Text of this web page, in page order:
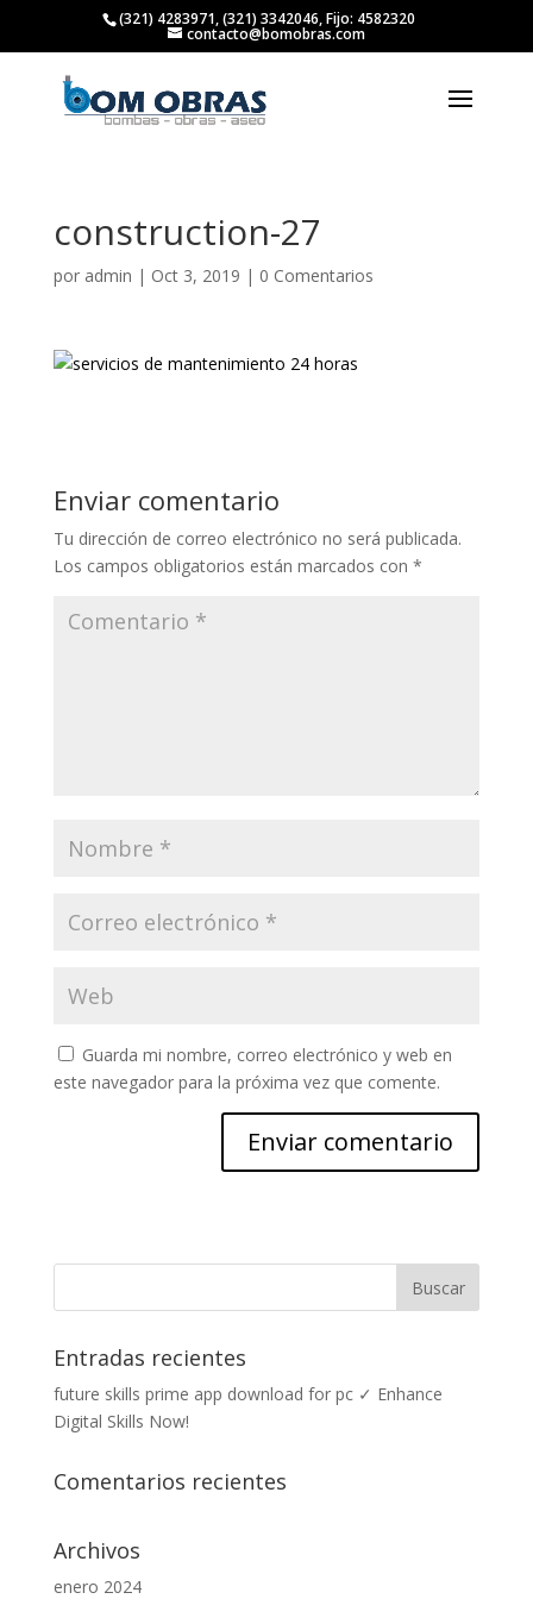
(321) 4283971, (321) 3342046, Fijo: 4582320
contacto@bomobras.com
construction-27
por admin | Oct 3, 2019 | 0 Comentarios
Enviar comentario
Tu dirección de correo electrónico no será publicada.
Los campos obligatorios están marcados con *
Guarda mi nombre, correo electrónico y web en
este navegador para la próxima vez que comente.
Entradas recientes
future skills prime app download for pc ✓ Enhance
Digital Skills Now!
Comentarios recientes
Archivos
enero 2024